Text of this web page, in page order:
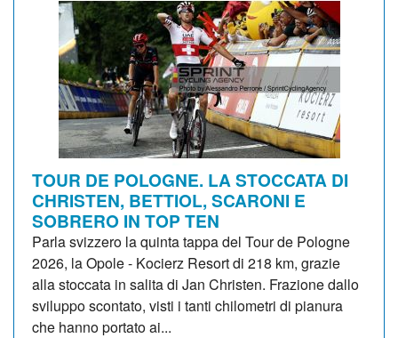
TOUR DE POLOGNE. LA STOCCATA DI
CHRISTEN, BETTIOL, SCARONI E
SOBRERO IN TOP TEN
Parla svizzero la quinta tappa del Tour de Pologne
2026, la Opole - Kocierz Resort di 218 km, grazie
alla stoccata in salita di Jan Christen. Frazione dallo
sviluppo scontato, visti i tanti chilometri di pianura
che hanno portato ai...